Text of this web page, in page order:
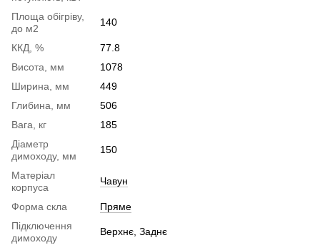
Площа обігріву,
до м2
140
ККД, %
77.8
Висота, мм
1078
Ширина, мм
449
Глибина, мм
506
Вага, кг
185
Діаметр
димоходу, мм
150
Матеріал
корпуса
Чавун
Форма скла
Пряме
Підключення
димоходу
Верхнє, Заднє